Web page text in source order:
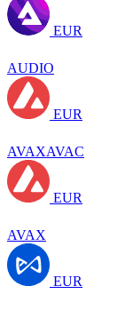
EUR
AUDIO
EUR
AVAXAVAC
EUR
AVAX
EUR